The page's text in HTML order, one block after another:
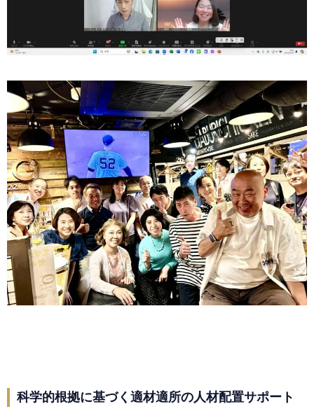
科学的根拠に基づく適材適所の人材配置サポート